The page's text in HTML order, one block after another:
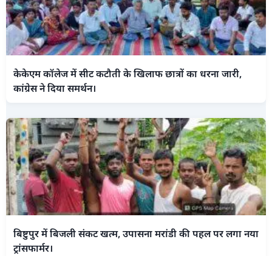
केकेएम कॉलेज में सीट कटौती के खिलाफ छात्रों का धरना जारी,
कांग्रेस ने दिया समर्थन।
बिष्टुपुर में बिजली संकट खत्म, उपासना मरांडी की पहल पर लगा नया
ट्रांसफार्मर।